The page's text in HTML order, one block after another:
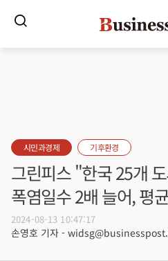
시민과경제 기후환경
그린피스 "한국 25개
폭염일수 2배 늘어, 평
2024-08-13 10:47:17
손영호 기자 -